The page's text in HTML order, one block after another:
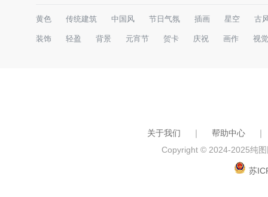
黄色 传统建筑 中国风 节日气氛 插画 星空 古
装饰 轻盈 背景 元宵节 贺卡 庆祝 画作 视
关于我们 ｜ 帮助中心
｜
Copyright © 2024-2025纯
苏